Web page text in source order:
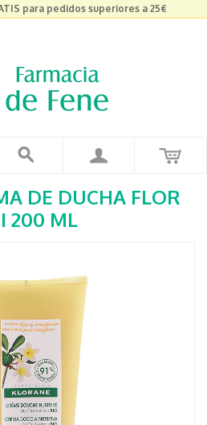
para pedidos superiores a 25€
DE DUCHA FLOR
200 ML